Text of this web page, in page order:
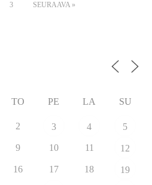
3 SEURAAVA
TO PE LA SU
2 3 4 5
9 10 11 12
16 17 18 19